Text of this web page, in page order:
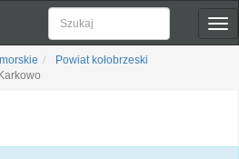
Powiat kołobrzeski